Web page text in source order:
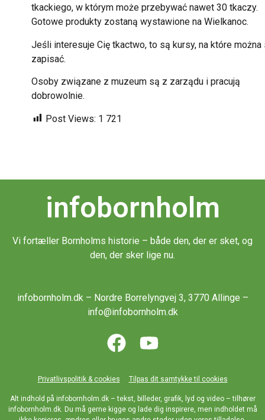
tkackiego, w którym może przebywać nawet 30 tkaczy.
Gotowe produkty zostaną wystawione na Wielkanoc.
Jeśli interesuje Cię tkactwo, to są kursy, na które można
zapisać.
Osoby związane z muzeum są z zarządu i pracują
dobrowolnie.
Post Views: 1 721
infobornholm
Vi fortæller Bornholms historie – både den, der er sket, og
den, der sker lige nu.
infobornholm.dk – Nordre Borrelyngvej 3, 3770 Allinge –
info@infobornholm.dk
Privatlivspolitik & cookies Tilpas dit samtykke til cookies
Alt indhold på infobornholm.dk – tekst, billeder, grafik, lyd og video – tilhører
infobornholm.dk. Du må gerne kigge og lade dig inspirere, men indholdet må